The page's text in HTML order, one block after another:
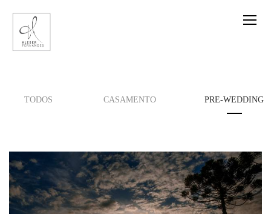
TODOS CASAMENTO PRE-WEDDING